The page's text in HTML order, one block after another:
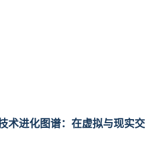
术进化图谱：在虚拟与现实